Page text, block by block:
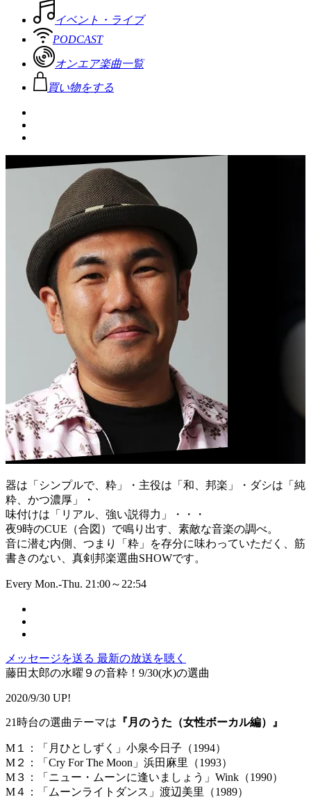
イベント・ライブ
PODCAST
オンエア楽曲一覧
買い物をする
器は「シンプルで、粋」・主役は「和、邦楽」・ダシは「純
粋、かつ濃厚」・
味付けは「リアル、強い説得力」・・・
夜9時のCUE（合図）で鳴り出す、素敵な音楽の調べ。
音に潜む内側、つまり「粋」を存分に味わっていただく、筋
書きのない、真剣邦楽選曲SHOWです。
Every Mon.-Thu. 21:00～22:54
メッセージを送る 最新の放送を聴く
藤田太郎の水曜９の音粋！9/30(水)の選曲
2020/9/30 UP!
21時台の選曲テーマは 『月のうた（女性ボーカル編）』
M１：「月ひとしずく」小泉今日子（1994）
M２：「Cry For The Moon」浜田麻里（1993）
M３：「ニュー・ムーンに逢いましょう」Wink（1990）
M４：「ムーンライトダンス」渡辺美里（1989）